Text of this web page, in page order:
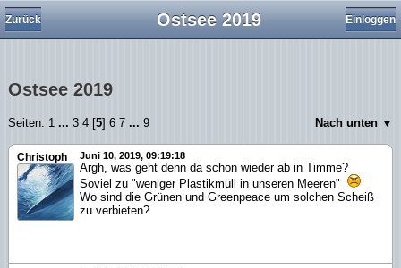
Ostsee 2019
Zurück Einloggen
Ostsee 2019
Seiten: 1 ... 3 4 [5] 6 7 ... 9 Nach unten ▼
Christoph Juni 10, 2019, 09:19:18
Argh, was geht denn da schon wieder ab in Timme?
Soviel zu "weniger Plastikmüll in unseren Meeren"
Wo sind die Grünen und Greenpeace um solchen Scheiß
zu verbieten?